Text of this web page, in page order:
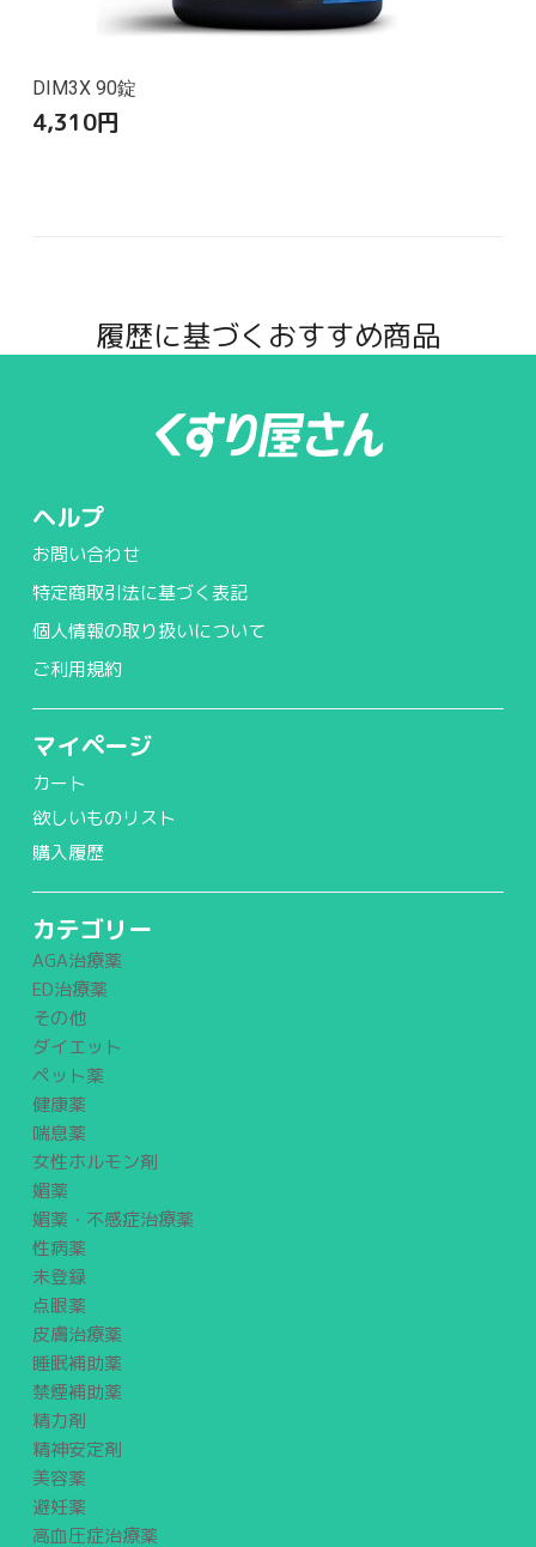
DIM3X 90錠
4,310円
履歴に基づくおすすめ商品
ヘルプ
お問い合わせ
特定商取引法に基づく表記
個人情報の取り扱いについて
ご利用規約
マイページ
カート
欲しいものリスト
購入履歴
カテゴリー
AGA治療薬
ED治療薬
その他
ダイエット
ペット薬
健康薬
喘息薬
女性ホルモン剤
媚薬
媚薬・不感症治療薬
性病薬
未登録
点眼薬
皮膚治療薬
睡眠補助薬
禁煙補助薬
精力剤
精神安定剤
美容薬
避妊薬
高血圧症治療薬